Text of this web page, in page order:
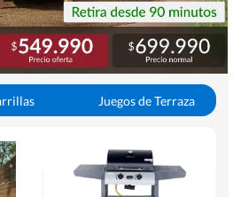
Juegos de Terraza